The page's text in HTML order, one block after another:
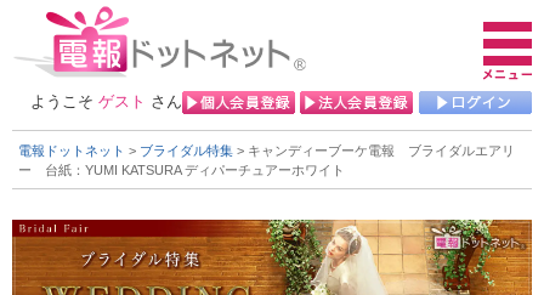
ようこそ ゲスト さん
電報ドットネット > ブライダル特集 > キャンディーブーケ電報 ブライダルエアリ
ー 台紙：YUMI KATSURA ディパーチュアーホワイト